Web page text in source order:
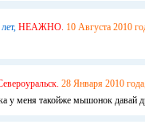
НЕАЖНО. 10 Августа 2010
28 Января 2010
у меня такойже мышонок давай